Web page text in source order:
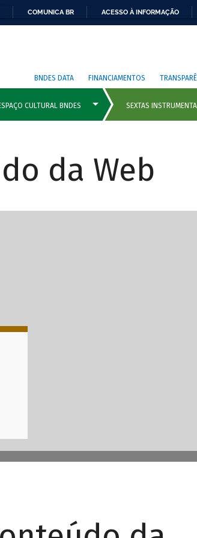
COMUNICA BR ACESSO À INFORMAÇÃO
BNDES DATA FINANCIAMENTOS
da Web
com